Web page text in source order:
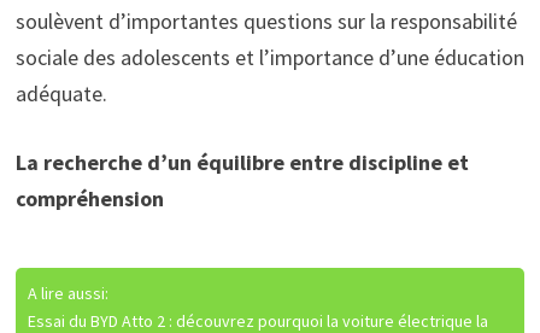
soulèvent d’importantes questions sur la responsabilité
sociale des adolescents et l’importance d’une éducation
adéquate.
La recherche d’un équilibre entre discipline et
compréhension
A lire aussi:
Essai du BYD Atto 2 : découvrez pourquoi la voiture électrique la